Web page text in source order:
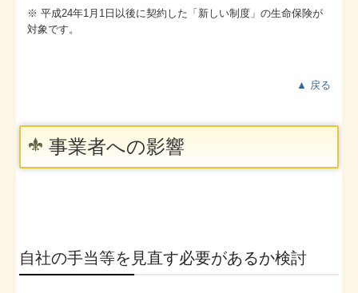
※ 平成24年1月1日以後に契約した「新しい制度」の生命保険が
対象です。
▲ 戻る
事業者への影響
自社の手当等を見直す必要があるか検討